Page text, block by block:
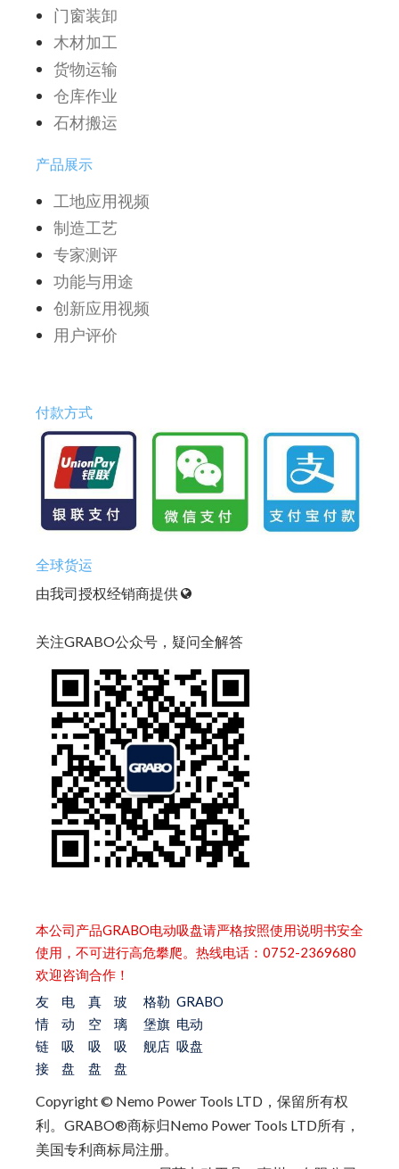
门窗装卸
木材加工
货物运输
仓库作业
石材搬运
产品展示
工地应用视频
制造工艺
专家测评
功能与用途
创新应用视频
用户评价
付款方式
全球货运
由我司授权经销商提供
关注GRABO公众号，疑问全解答
本公司产品GRABO电动吸盘请严格按照使用说明书安全
使用，不可进行高危攀爬。热线电话：0752-2369680
欢迎咨询合作！
友
情
链
接
电
动
吸
盘
真
空
吸
盘
玻
璃
吸
盘
格勒
堡旗
舰店
GRABO
电动
吸盘
Copyright © Nemo Power Tools LTD，保留所有权
利。 GRABO®商标归Nemo Power Tools LTD所有，
美国专利商标局注册。